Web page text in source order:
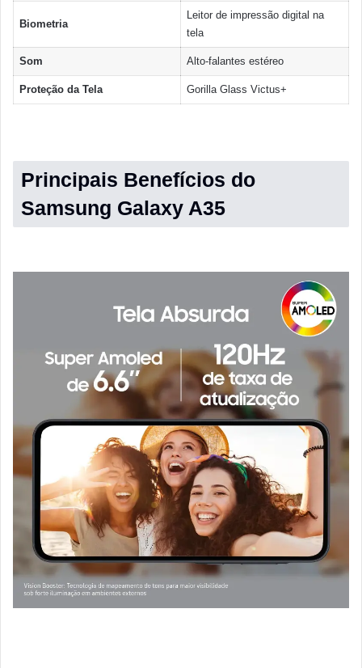
Biometria
Leitor de impressão digital na
tela
Som Alto-falantes estéreo
Proteção da Tela Gorilla Glass Victus+
Principais Benefícios do
Samsung Galaxy A35